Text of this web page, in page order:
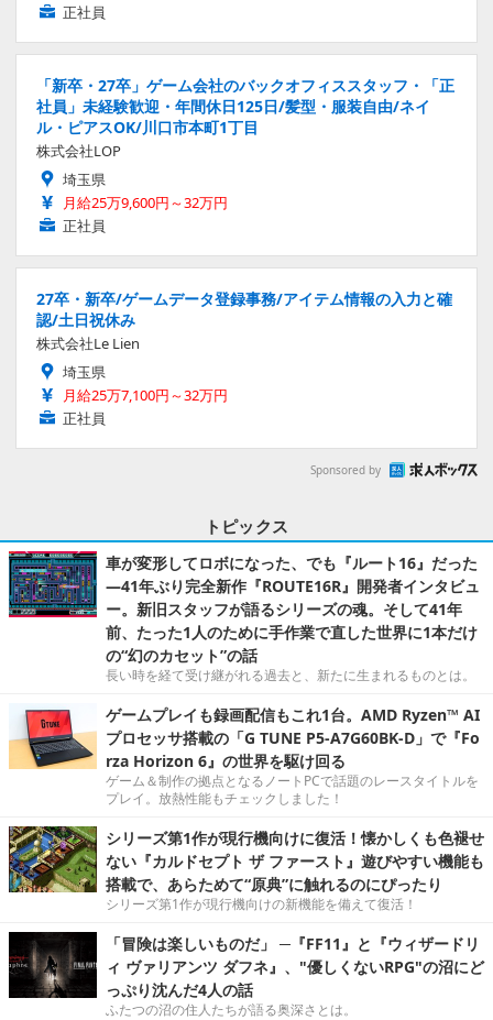
正社員
「新卒・27卒」ゲーム会社のバックオフィススタッフ・「正
社員」未経験歓迎・年間休日125日/髪型・服装自由/ネイ
ル・ピアスOK/川口市本町1丁目
株式会社LOP
埼玉県
月給25万9,600円～32万円
正社員
27卒・新卒/ゲームデータ登録事務/アイテム情報の入力と確
認/土日祝休み
株式会社Le Lien
埼玉県
月給25万7,100円～32万円
正社員
Sponsored by
トピックス
車が変形してロボになった、でも『ルート16』だった
―41年ぶり完全新作『ROUTE16R』開発者インタビュ
ー。新旧スタッフが語るシリーズの魂。そして41年
前、たった1人のために手作業で直した世界に1本だけ
の“幻のカセット”の話
長い時を経て受け継がれる過去と、新たに生まれるものとは。
ゲームプレイも録画配信もこれ1台。AMD Ryzen™ AI
プロセッサ搭載の「G TUNE P5-A7G60BK-D」で『Fo
rza Horizon 6』の世界を駆け回る
ゲーム＆制作の拠点となるノートPCで話題のレースタイトルを
プレイ。放熱性能もチェックしました！
シリーズ第1作が現行機向けに復活！懐かしくも色褪せ
ない『カルドセプト ザ ファースト』遊びやすい機能も
搭載で、あらためて“原典”に触れるのにぴったり
シリーズ第1作が現行機向けの新機能を備えて復活！
「冒険は楽しいものだ」 ─『FF11』と『ウィザードリ
ィ ヴァリアンツ ダフネ』、"優しくないRPG"の沼にど
っぷり沈んだ4人の話
ふたつの沼の住人たちが語る奥深さとは。